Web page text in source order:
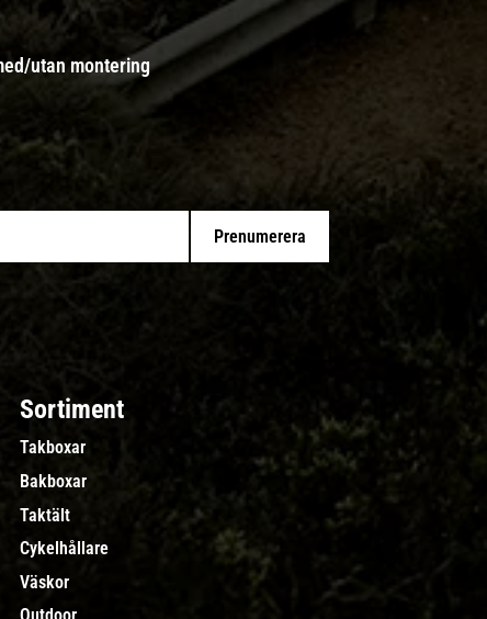
utan montering
Prenumerera
Sortiment
Takboxar
Bakboxar
Taktält
Cykelhållare
Väskor